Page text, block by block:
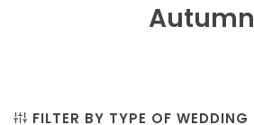
Autumn
FILTER BY TYPE OF WEDDING